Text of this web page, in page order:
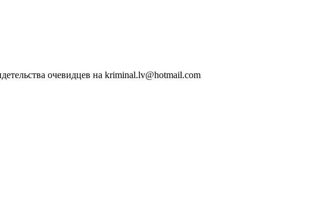
очевидцев на kriminal.lv@hotmail.com